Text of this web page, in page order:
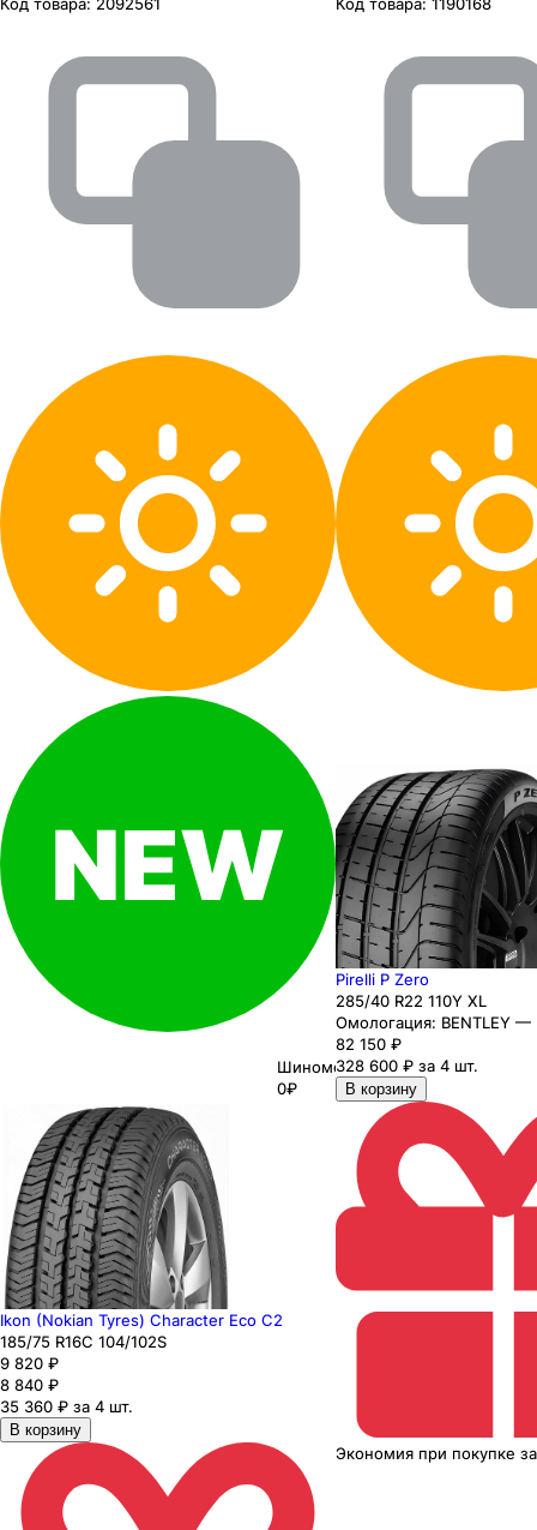
Код товара: 2092561
Шиномонтаж
0₽
Ikon (Nokian Tyres) Character Eco C2
185/75 R16C 104/102S
9 820 ₽
8 840 ₽
35 360 ₽ за 4 шт.
В корзину
Код товара: 1190168
Pirelli P Zero
285/40 R22 110Y XL
Омологация: BENTLEY —
82 150 ₽
328 600 ₽ за 4 шт.
В корзину
Экономия при покупке